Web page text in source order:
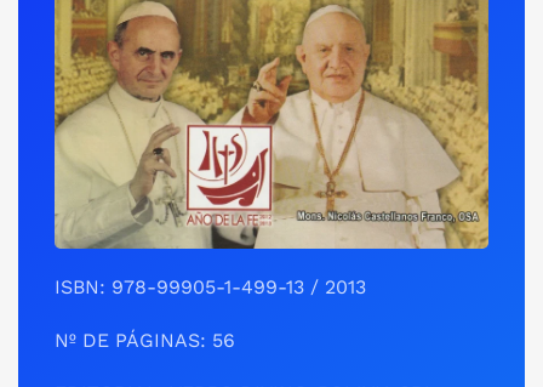
ISBN: 978-99905-1-499-13 / 2013
Nº DE PÁGINAS: 56